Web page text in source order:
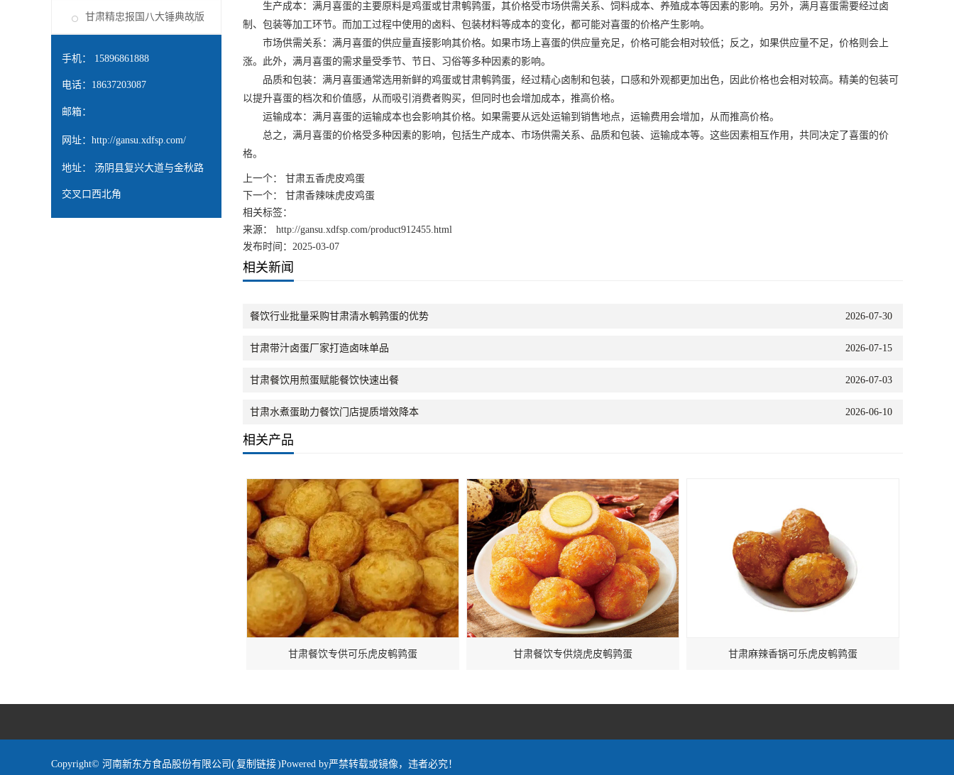
甘肃精忠报国八大锤典故版
手机： 15896861888
电话：18637203087
邮箱：
网址： http://gansu.xdfsp.com/
地址： 汤阴县复兴大道与金秋路
交叉口西北角
生产成本：满月喜蛋的主要原料是鸡蛋或甘肃鹌鹑蛋，其价格受市场供需关系、饲料成本、养殖成本等因素的影响。另外，满月喜蛋需要经过卤
制、包装等加工环节。而加工过程中使用的卤料、包装材料等成本的变化，都可能对喜蛋的价格产生影响。
市场供需关系：满月喜蛋的供应量直接影响其价格。如果市场上喜蛋的供应量充足，价格可能会相对较低；反之，如果供应量不足，价格则会上
涨。此外，满月喜蛋的需求量受季节、节日、习俗等多种因素的影响。
品质和包装：满月喜蛋通常选用新鲜的鸡蛋或甘肃鹌鹑蛋，经过精心卤制和包装，口感和外观都更加出色，因此价格也会相对较高。精美的包装可
以提升喜蛋的档次和价值感，从而吸引消费者购买，但同时也会增加成本，推高价格。
运输成本：满月喜蛋的运输成本也会影响其价格。如果需要从远处运输到销售地点，运输费用会增加，从而推高价格。
总之，满月喜蛋的价格受多种因素的影响，包括生产成本、市场供需关系、品质和包装、运输成本等。这些因素相互作用，共同决定了喜蛋的价
格。
上一个：
甘肃五香虎皮鸡蛋
下一个：
甘肃香辣味虎皮鸡蛋
相关标签：
来源：
http://gansu.xdfsp.com/product912455.html
发布时间：2025-03-07
相关新闻
2026-07-30
餐饮行业批量采购甘肃清水鹌鹑蛋的优势
2026-07-15
甘肃带汁卤蛋厂家打造卤味单品
2026-07-03
甘肃餐饮用煎蛋赋能餐饮快速出餐
2026-06-10
甘肃水煮蛋助力餐饮门店提质增效降本
相关产品
甘肃餐饮专供可乐虎皮鹌鹑蛋 甘肃餐饮专供烧虎皮鹌鹑蛋 甘肃麻辣香锅可乐虎皮鹌鹑蛋
Copyright© 河南新东方食品股份有限公司(复制链接)Powered by严禁转载或镜像，违者必究！